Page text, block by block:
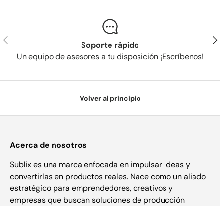
Anterior
Soporte rápido
Un equipo de asesores a tu disposición ¡Escríbenos!
Volver al principio
Acerca de nosotros
Sublix es una marca enfocada en impulsar ideas y
convertirlas en productos reales. Nace como un aliado
estratégico para emprendedores, creativos y
empresas que buscan soluciones de producción